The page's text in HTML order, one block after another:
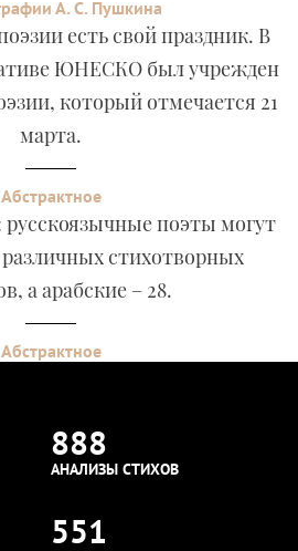
А. С. Пушкина
есть свой праздник. В
ЮНЕСКО был учрежден
который отмечается 21
марта.
Абстрактное
поэты могут
различных стихотворных
а арабские – 28.
Абстрактное
888
АНАЛИЗЫ СТИХОВ
551